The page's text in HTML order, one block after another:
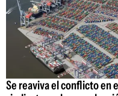
Se reaviva el conflicto en